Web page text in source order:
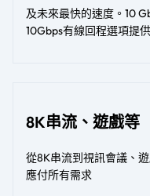
及未來最快的速度。10
10Gbps有線回程選項提
8K串流、遊戲等
從8K串流到視訊會議、
應付所有需求